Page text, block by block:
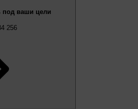
под ваши цели
256